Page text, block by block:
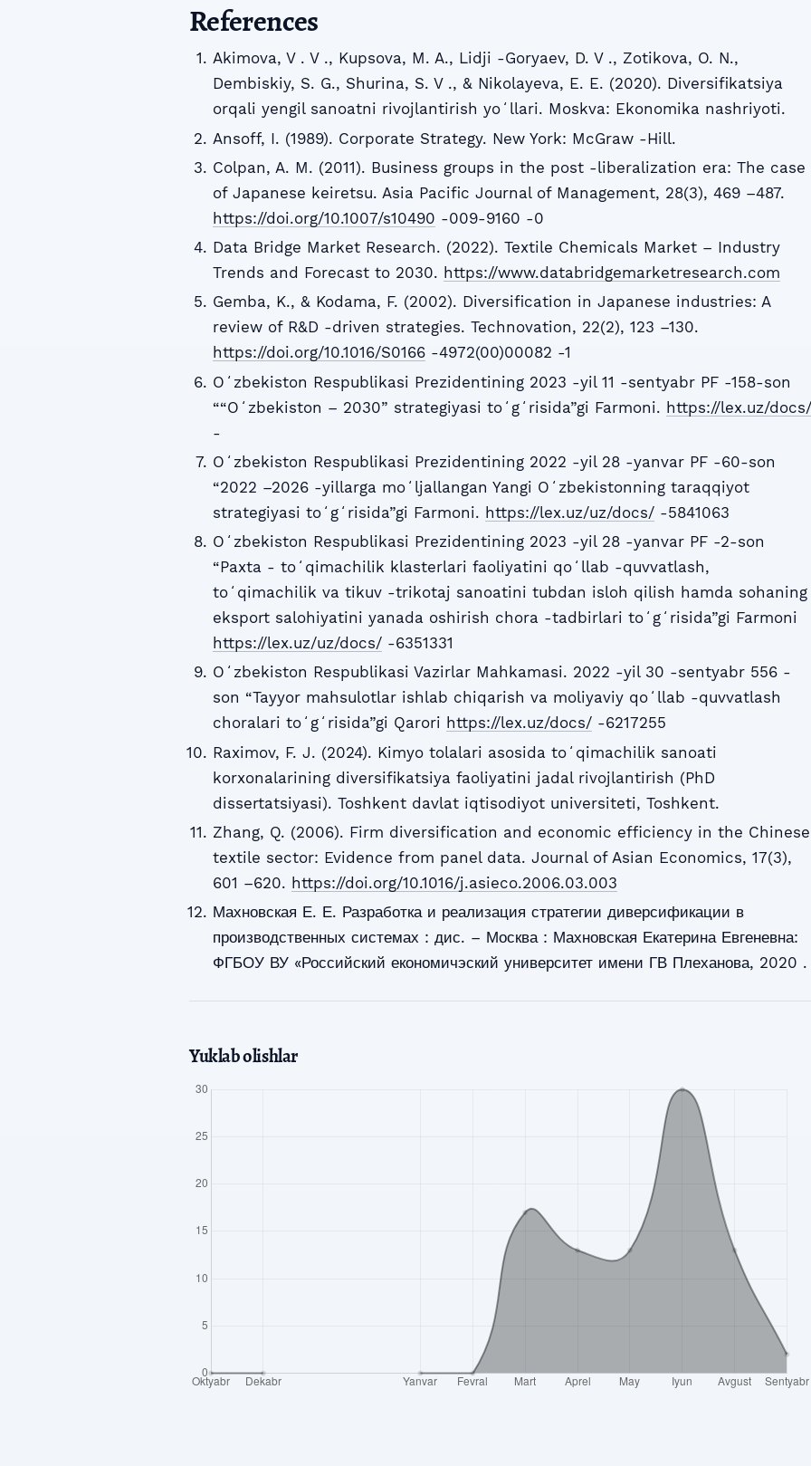
References
Akimova, V . V ., Kupsova, M. A., Lidji -Goryaev, D. V ., Zotikova, O. N.,
Dembiskiy, S. G., Shurina, S. V ., & Nikolayeva, E. E. (2020). Diversifikatsiya
orqali yengil sanoatni rivojlantirish yoʻllari. Moskva: Ekonomika nashriyoti.
Ansoff, I. (1989). Corporate Strategy. New York: McGraw -Hill.
Colpan, A. M. (2011). Business groups in the post -liberalization era: The case
of Japanese keiretsu. Asia Pacific Journal of Management, 28(3), 469 –487.
https://doi.org/10.1007/s10490 -009-9160 -0
Data Bridge Market Research. (2022). Textile Chemicals Market – Industry
Trends and Forecast to 2030. https://www.databridgemarketresearch.com
Gemba, K., & Kodama, F. (2002). Diversification in Japanese industries: A
review of R&D -driven strategies. Technovation, 22(2), 123 –130.
https://doi.org/10.1016/S0166-4972(00)00082 -1
Oʻzbekiston Respublikasi Prezidentining 2023 -yil 11 -sentyabr PF -158-son
““Oʻzbekiston – 2030” strategiyasi toʻgʻrisida”gi Farmoni. https://lex.uz/docs/
-
Oʻzbekiston Respublikasi Prezidentining 2022 -yil 28 -yanvar PF -60-son
“2022 –2026 -yillarga moʻljallangan Yangi Oʻzbekistonning taraqqiyot
strategiyasi toʻgʻrisida”gi Farmoni. https://lex.uz/uz/docs/-5841063
Oʻzbekiston Respublikasi Prezidentining 2023 -yil 28 -yanvar PF -2-son
“Paxta - toʻqimachilik klasterlari faoliyatini qoʻllab -quvvatlash,
toʻqimachilik va tikuv -trikotaj sanoatini tubdan isloh qilish hamda sohaning
eksport salohiyatini yanada oshirish chora -tadbirlari toʻgʻrisida”gi Farmoni
https://lex.uz/uz/docs/-6351331
Oʻzbekiston Respublikasi Vazirlar Mahkamasi. 2022 -yil 30 -sentyabr 556 -
son “Tayyor mahsulotlar ishlab chiqarish va moliyaviy qoʻllab -quvvatlash
choralari toʻgʻrisida”gi Qarori https://lex.uz/docs/-6217255
Raximov, F. J. (2024). Kimyo tolalari asosida toʻqimachilik sanoati
korxonalarining diversifikatsiya faoliyatini jadal rivojlantirish (PhD
dissertatsiyasi). Toshkent davlat iqtisodiyot universiteti, Toshkent.
Zhang, Q. (2006). Firm diversification and economic efficiency in the Chinese
textile sector: Evidence from panel data. Journal of Asian Economics, 17(3),
601 –620. https://doi.org/10.1016/j.asieco.2006.03.003
Махновская Е. Е. Разработка и реализация стратегии диверсификации в
производственных системах : дис. – Москва : Махновская Екатерина Евгеневна:
ФГБОУ ВУ «Российский економичэский университет имени ГВ Плеханова, 2020 .
Yuklab olishlar